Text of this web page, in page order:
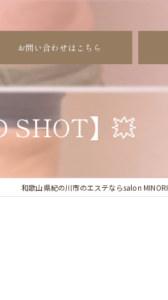
お問い合わせはこちら
SHOT】💥
和歌山県紀の川市のエステならsalon MINORI